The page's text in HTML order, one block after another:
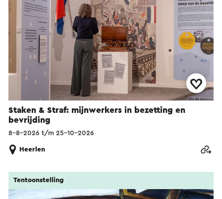
Staken & Straf: mijnwerkers in bezetting en
bevrijding
8-8-2026 t/m 25-10-2026
Heerlen
Tentoonstelling